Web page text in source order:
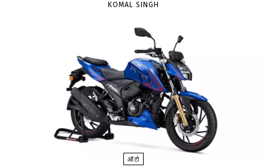
KOMAL SINGH
ऑटो